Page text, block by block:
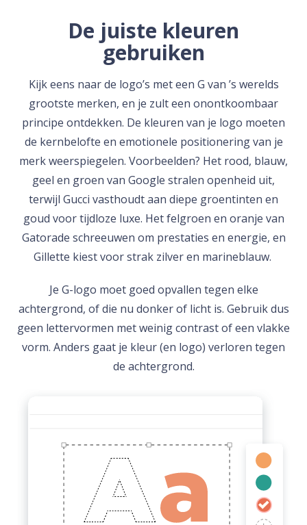
De juiste kleuren
gebruiken
Kijk eens naar de logo’s met een G van ’s werelds
grootste merken, en je zult een onontkoombaar
principe ontdekken. De kleuren van je logo moeten
de kernbelofte en emotionele positionering van je
merk weerspiegelen. Voorbeelden? Het rood, blauw,
geel en groen van Google stralen openheid uit,
terwijl Gucci vasthoudt aan diepe groentinten en
goud voor tijdloze luxe. Het felgroen en oranje van
Gatorade schreeuwen om prestaties en energie, en
Gillette kiest voor strak zilver en marineblauw.
Je G-logo moet goed opvallen tegen elke
achtergrond, of die nu donker of licht is. Gebruik dus
geen lettervormen met weinig contrast of een vlakke
vorm. Anders gaat je kleur (en logo) verloren tegen
de achtergrond.